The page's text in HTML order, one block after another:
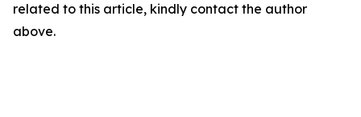
related to this article, kindly contact the author
above.